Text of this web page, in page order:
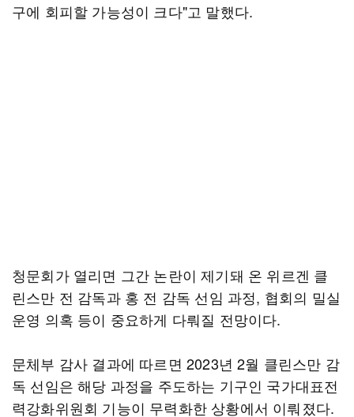
구에 회피할 가능성이 크다"고 말했다.
청문회가 열리면 그간 논란이 제기돼 온 위르겐 클
린스만 전 감독과 홍 전 감독 선임 과정, 협회의 밀실
운영 의혹 등이 중요하게 다뤄질 전망이다.
문체부 감사 결과에 따르면 2023년 2월 클린스만 감
독 선임은 해당 과정을 주도하는 기구인 국가대표전
력강화위원회 기능이 무력화한 상황에서 이뤄졌다.